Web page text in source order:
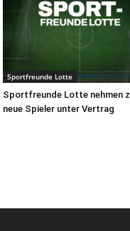
Sportfreunde Lotte
Sportfreunde Lotte nehmen
neue Spieler unter Vertrag